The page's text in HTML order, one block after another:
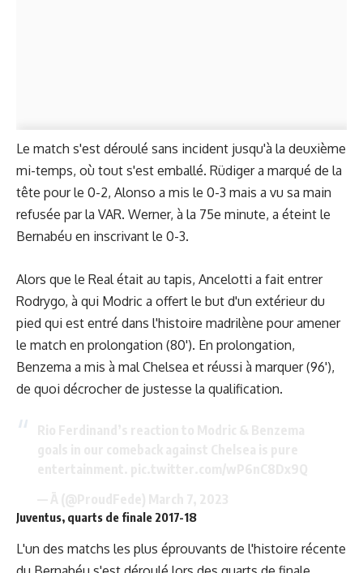
Le match s'est déroulé sans incident jusqu'à la deuxième
mi-temps, où tout s'est emballé. Rüdiger a marqué de la
tête pour le 0-2, Alonso a mis le 0-3 mais a vu sa main
refusée par la VAR. Werner, à la 75e minute, a éteint le
Bernabéu en inscrivant le 0-3.
Alors que le Real était au tapis, Ancelotti a fait entrer
Rodrygo, à qui Modric a offert le but d'un extérieur du
pied qui est entré dans l'histoire madrilène pour amener
le match en prolongation (80'). En prolongation,
Benzema a mis à mal Chelsea et réussi à marquer (96'),
de quoi décrocher de justesse la qualification.
Juventus, quarts de finale 2017-18
L'un des matchs les plus éprouvants de l'histoire récente